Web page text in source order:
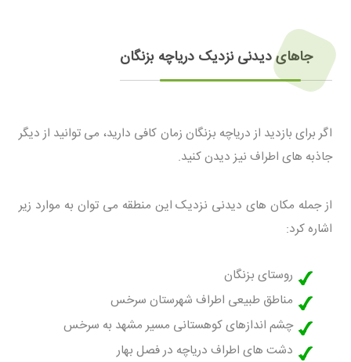
جاهای دیدنی نزدیک دریاچه بزنگان
اگر برای بازدید از دریاچه بزنگان زمان کافی دارید، می توانید از دیگر
جاذبه های اطراف نیز دیدن کنید.
از جمله مکان های دیدنی نزدیک این منطقه می توان به موارد زیر
اشاره کرد:
روستای بزنگان
مناطق طبیعی اطراف شهرستان سرخس
چشم اندازهای کوهستانی مسیر مشهد به سرخس
دشت های اطراف دریاچه در فصل بهار